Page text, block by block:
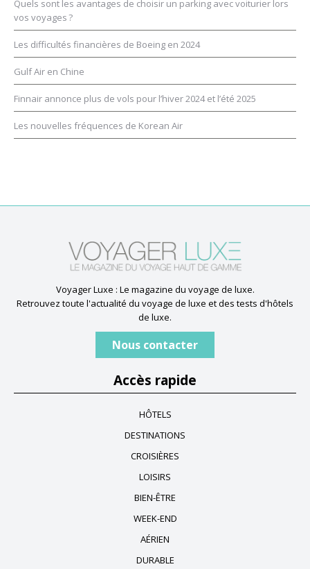
Quels sont les avantages de choisir un parking avec voiturier lors
vos voyages ?
Les difficultés financières de Boeing en 2024
Gulf Air en Chine
Finnair annonce plus de vols pour l’hiver 2024 et l’été 2025
Les nouvelles fréquences de Korean Air
Voyager Luxe : Le magazine du voyage de luxe.
Retrouvez toute l'actualité du voyage de luxe et des tests d'hôtels
de luxe.
Nous contacter
Accès rapide
HÔTELS
DESTINATIONS
CROISIÈRES
LOISIRS
BIEN-ÊTRE
WEEK-END
AÉRIEN
DURABLE